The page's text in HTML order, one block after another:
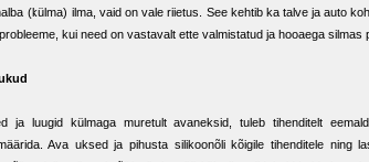
(külma) ilma, vaid on vale riietus. See kehtib ka talve ja auto
kui need on vastavalt ette valmistatud ja hooaega silmas
ja luugid külmaga muretult avaneksid, tuleb tihenditelt
Ava uksed ja pihusta silikoonõli kõigile tihenditele ning